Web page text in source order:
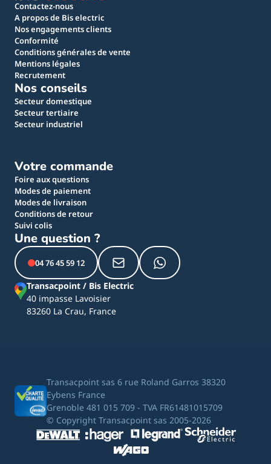
Contactez-nous
A propos de Bis electric
Nos engagements clients
Conformité
Conditions générales de vente
Mentions légales
Recrutement
Nos conseils
Secteur domestique
Secteur tertiaire
Secteur industriel
Votre commande
Foire aux questions
Modes de paiement
Modes de livraison
Conditions de retour
Suivi colis
Une question ?
04 76 45 59 12
Transacpoint / Bis Electric
40 impasse Lavoisier
83260 La Crau, France
Transacpoint sas 6 rue Roland Garros 38320
Eybens France
Grenoble 481 015 709 - TVA FR61481015709
© Copyright Transacpoint sas 2005-2026